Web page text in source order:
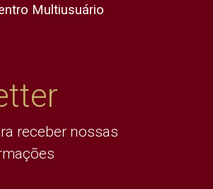
Multiusuário
receber nossas